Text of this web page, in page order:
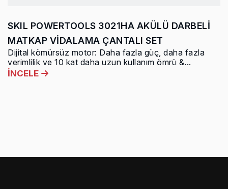
SKIL POWERTOOLS 3021HA AKÜLÜ DARBELİ
MATKAP VİDALAMA ÇANTALI SET
Dijital kömürsüz motor: Daha fazla güç, daha fazla
verimlilik ve 10 kat daha uzun kullanım ömrü &...
İNCELE